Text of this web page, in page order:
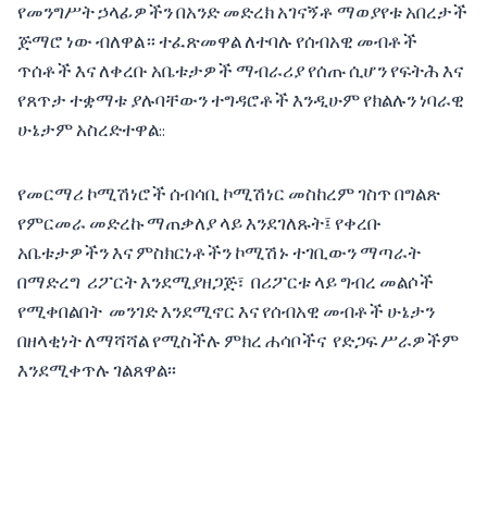
የመንግሥት ኃላፊዎችን በአንድ መድረክ አገናኝቶ ማወያየቱ አበረታች
ጅማሮ ነው ብለዋል። ተፈጽመዋል ለተባሉ የሰብአዊ መብቶች
ጥሰቶች እና ለቀረቡ አቤቱታዎች ማብራሪያ የሰጡ ሲሆን የፍትሕ እና
የጸጥታ ተቋማቱ ያሉባቸውን ተግዳሮቶች እንዲሁም የክልሉን ነባራዊ
ሁኔታም አስረድተዋል::
የመርማሪ ኮሚሽነሮች ሰብሳቢ ኮሚሽነር መስከረም ገስጥ በግልጽ
የምርመራ መድረኩ ማጠቃለያ ላይ እንደገለጹት፤ የቀረቡ
አቤቱታዎችን እና ምስክርነቶችን ኮሚሽኑ ተገቢውን ማጣራት
በማድረግ ሪፖርት እንደሚያዘጋጅ፣ በሪፖርቱ ላይ ግብረ መልሶች
የሚቀበልበት መንገድ እንደሚኖር እና የሰብአዊ መብቶች ሁኔታን
በዘላቂነት ለማሻሻል የሚስችሉ ምክረ ሐሳቦችና የድጋፍ ሥራዎችም
እንደሚቀጥሉ ገልጸዋል፡፡